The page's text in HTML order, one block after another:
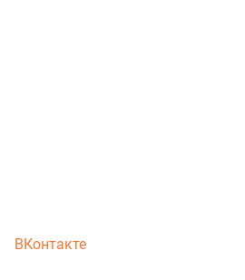
ВКонтакте